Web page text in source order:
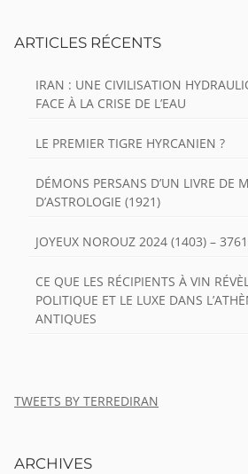
ARTICLES RÉCENTS
IRAN : UNE CIVILISATION
FACE À LA CRISE DE L’EAU
LE PREMIER TIGRE HYRCANIEN ?
DÉMONS PERSANS D’UN LIVRE DE
D’ASTROLOGIE (1921)
JOYEUX NOROUZ 2024 (1403) – 3761
CE QUE LES RÉCIPIENTS À VIN
POLITIQUE ET LE LUXE DANS
ANTIQUES
TWEETS BY TERREDIRAN
ARCHIVES